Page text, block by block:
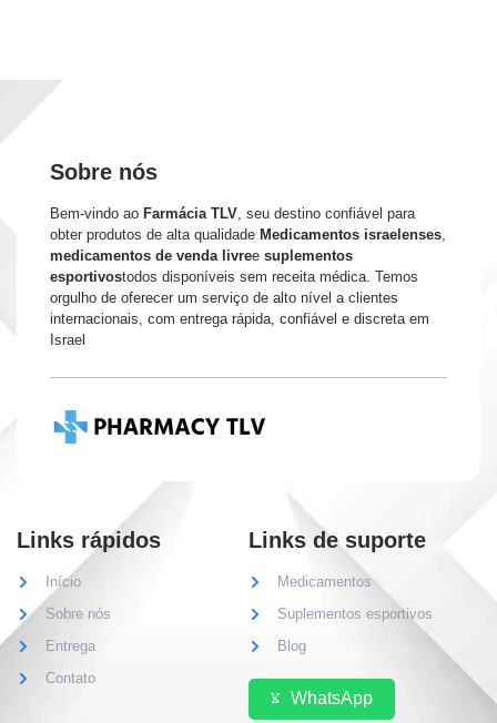
Sobre nós
Bem-vindo ao Farmácia TLV, seu destino confiável para
obter produtos de alta qualidade Medicamentos israelenses,
medicamentos de venda livree suplementos
esportivostodos disponíveis sem receita médica. Temos
orgulho de oferecer um serviço de alto nível a clientes
internacionais, com entrega rápida, confiável e discreta em
Israel
Links rápidos
Início
Sobre nós
Entrega
Contato
Links de suporte
Medicamentos
Suplementos esportivos
Blog
WhatsApp